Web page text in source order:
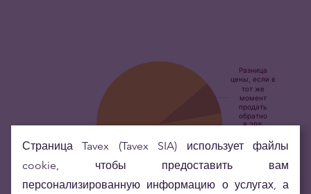
Страница Tavex (Tavex SIA) использует файлы
cookie, чтобы предоставить вам
персонализированную информацию о услугах, а